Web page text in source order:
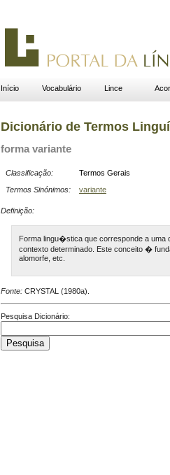
Início Vocabulário Lince
Dicionário de Termos
forma variante
Classificação:
Termos Gerais
Termos Sinónimos:
variante
Definição:
Forma lingu�stica que corresponde a uma
contexto determinado. Este conceito �
alomorfe, etc.
Fonte: CRYSTAL (1980a).
Pesquisa Dicionário: